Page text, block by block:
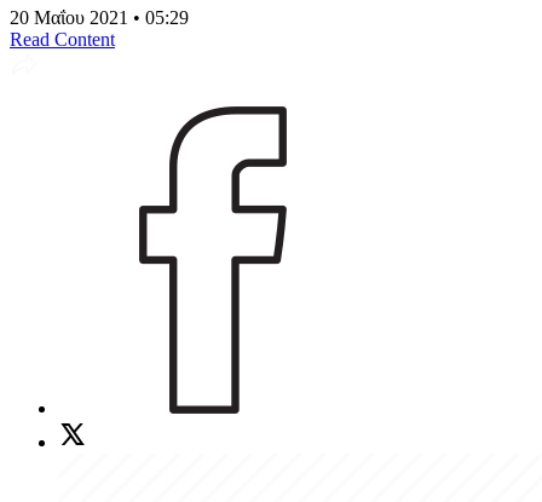
20 Μαΐου 2021 • 05:29
Read Content